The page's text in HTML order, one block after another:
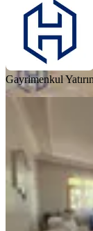
Gayrimenkul